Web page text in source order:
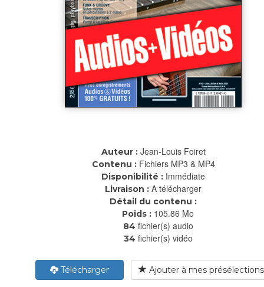
Auteur : Jean-Louis Foiret
Contenu : Fichiers MP3 & MP4
Disponibilité : Immédiate
Livraison : A télécharger
Détail du contenu :
Poids : 105.86 Mo
84 fichier(s) audio
34 fichier(s) vidéo
Télécharger Ajouter à mes présélections